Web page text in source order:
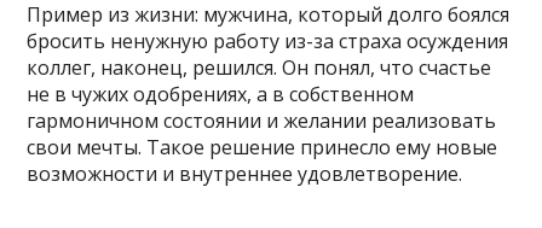
Пример из жизни: мужчина, который долго боялся
бросить ненужную работу из-за страха осуждения
коллег, наконец, решился. Он понял, что счастье
не в чужих одобрениях, а в собственном
гармоничном состоянии и желании реализовать
свои мечты. Такое решение принесло ему новые
возможности и внутреннее удовлетворение.